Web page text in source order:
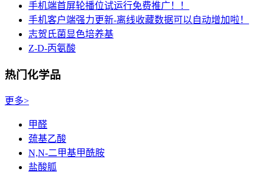
手机端首屏轮播位试运行免费推广！！
手机客户端强力更新-离线收藏数据可以自动增加啦！
志贺氏菌显色培养基
Z-D-丙氨酸
热门化学品
更多>
甲醛
巯基乙酸
N,N-二甲基甲酰胺
盐酸胍